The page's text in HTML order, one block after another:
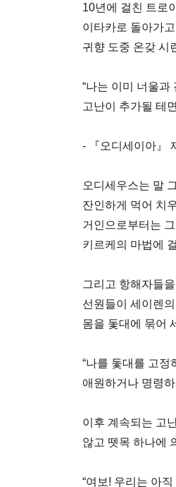
10년에 걸친 트로
이타카로 돌아가
귀향 도중 온갖 시
“나는 이미 너울과
고난이 추가될 테
- 『오디세이아』
오디세우스는 말
잔인하게 먹어 치
거인으로부터는
키르케의 마법에
그리고 항해자들
선원들이 세이렌
몸을 돛대에 묶어
“나를 돛대를 고
애원하거나 명령
이후 계속되는 고
않고 뗏목 하나에
“여보! 우리는 아